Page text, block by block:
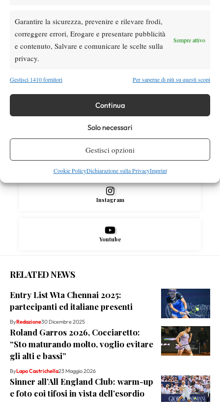
Garantire la sicurezza, prevenire e rilevare frodi,
correggere errori, Erogare e presentare pubblicità
e contenuto, Salvare e comunicare le scelte sulla
privacy.
Sempre attivo
Gestisci 1410 fornitori Per saperne di più su questi scopi
Continua
Solo necessari
Gestisci opzioni
Cookie PolicyDichiarazione sulla PrivacyImprint
Masters 1000 Montreal 2026, Musetti: “Mi
X
Instagram
Youtube
RELATED NEWS
Entry List Wta Chennai 2025:
partecipanti ed italiane presenti
ByRedazione30 Dicembre 2025
Roland Garros 2026, Cocciaretto:
“Sto maturando molto, voglio evitare
gli alti e bassi”
ByLapo Castrichella23 Maggio 2026
Sinner all’All England Club: warm-up
e foto coi tifosi in vista dell’esordio